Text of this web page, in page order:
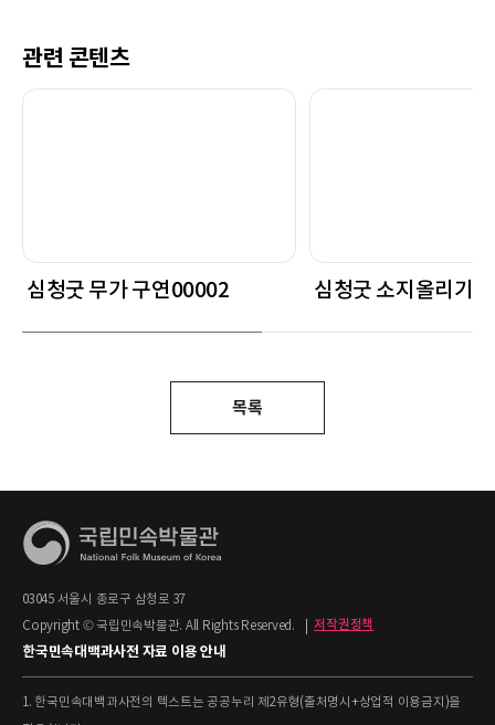
관련 콘텐츠
심청굿 무가 구연00002 심청굿 소지올리기
목록
03045 서울시 종로구 삼청로 37
Copyright © 국립민속박물관. All Rights Reserved.
저작권정책
한국민속대백과사전 자료 이용 안내
1. 한국민속대백과사전의 텍스트는 공공누리 제2유형(출처명시+상업적 이용금지)을